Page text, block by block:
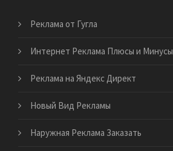
Реклама от Гугла
Интернет Реклама Плюсы и Минусы
Реклама на Яндекс Директ
Новый Вид Рекламы
Наружная Реклама Заказать